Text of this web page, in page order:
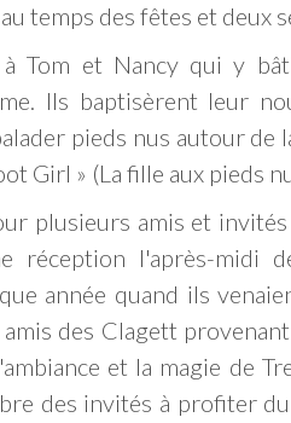
temps des fêtes et deux
Tom et Nancy qui y
Ils baptisèrent leur
pieds nus autour de
Girl » (La fille aux pieds
plusieurs amis et
l'après-midi
année quand ils
des Clagett
et la magie de
des invités à profiter